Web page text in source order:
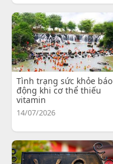
Tình trạng sức khỏe báo
động khi cơ thể thiếu
vitamin
14/07/2026